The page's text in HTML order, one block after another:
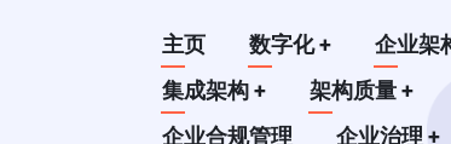
Main
navigation
主页 数字化+ 企业架
集成架构+ 架构质量+
企业合规管理
企业治理+